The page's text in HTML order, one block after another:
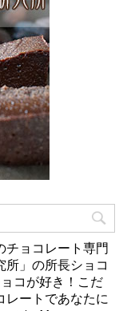
チョコレート専門
所」の所長ショコ
コが好き！こだ
レートであなたに